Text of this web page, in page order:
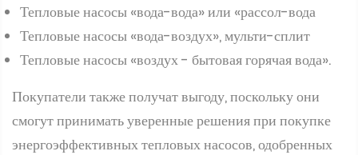
Тепловые насосы «вода-вода» или «рассол-вода
Тепловые насосы «вода-воздух», мульти-сплит
Тепловые насосы «воздух - бытовая горячая вода».
Покупатели также получат выгоду, поскольку они
смогут принимать уверенные решения при покупке
энергоэффективных тепловых насосов, одобренных